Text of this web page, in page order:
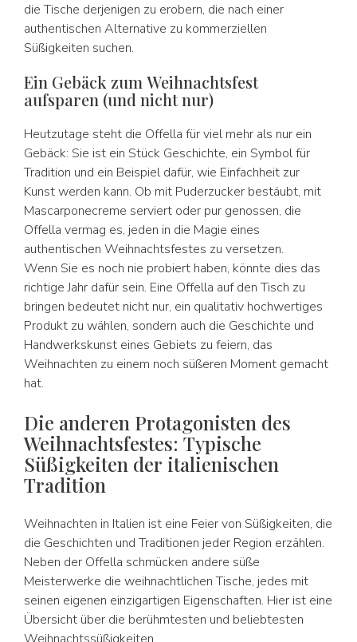
die Tische derjenigen zu erobern, die nach einer
authentischen Alternative zu kommerziellen
Süßigkeiten suchen.
Ein Gebäck zum Weihnachtsfest
aufsparen (und nicht nur)
Heutzutage steht die Offella für viel mehr als nur ein
Gebäck: Sie ist ein Stück Geschichte, ein Symbol für
Tradition und ein Beispiel dafür, wie Einfachheit zur
Kunst werden kann. Ob mit Puderzucker bestäubt, mit
Mascarponecreme serviert oder pur genossen, die
Offella vermag es, jeden in die Magie eines
authentischen Weihnachtsfestes zu versetzen.
Wenn Sie es noch nie probiert haben, könnte dies das
richtige Jahr dafür sein. Eine Offella auf den Tisch zu
bringen bedeutet nicht nur, ein qualitativ hochwertiges
Produkt zu wählen, sondern auch die Geschichte und
Handwerkskunst eines Gebiets zu feiern, das
Weihnachten zu einem noch süßeren Moment gemacht
hat.
Die anderen Protagonisten des
Weihnachtsfestes: Typische
Süßigkeiten der italienischen
Tradition
Weihnachten in Italien ist eine Feier von Süßigkeiten, die
die Geschichten und Traditionen jeder Region erzählen.
Neben der Offella schmücken andere süße
Meisterwerke die weihnachtlichen Tische, jedes mit
seinen eigenen einzigartigen Eigenschaften. Hier ist eine
Übersicht über die berühmtesten und beliebtesten